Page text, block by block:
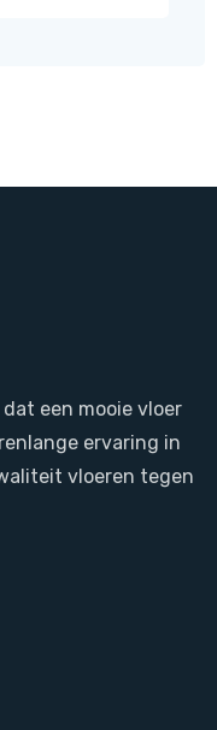
een mooie vloer
ervaring in
vloeren tegen